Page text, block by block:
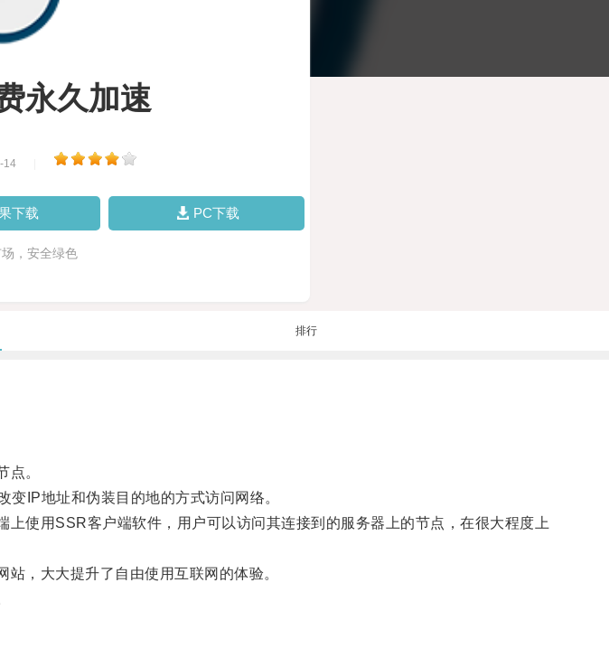
永久加速
14
下载 PC下载
，安全绿色
排行
。
IP地址和伪装目的地的方式访问网络。
用SSR客户端软件，用户可以访问其连接到的服务器上的节点，在很大程度上
，大大提升了自由使用互联网的体验。